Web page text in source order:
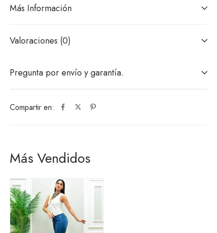
Compartir en:
Más Información
Valoraciones (0)
Pregunta por envío y garantía.
Más Vendidos